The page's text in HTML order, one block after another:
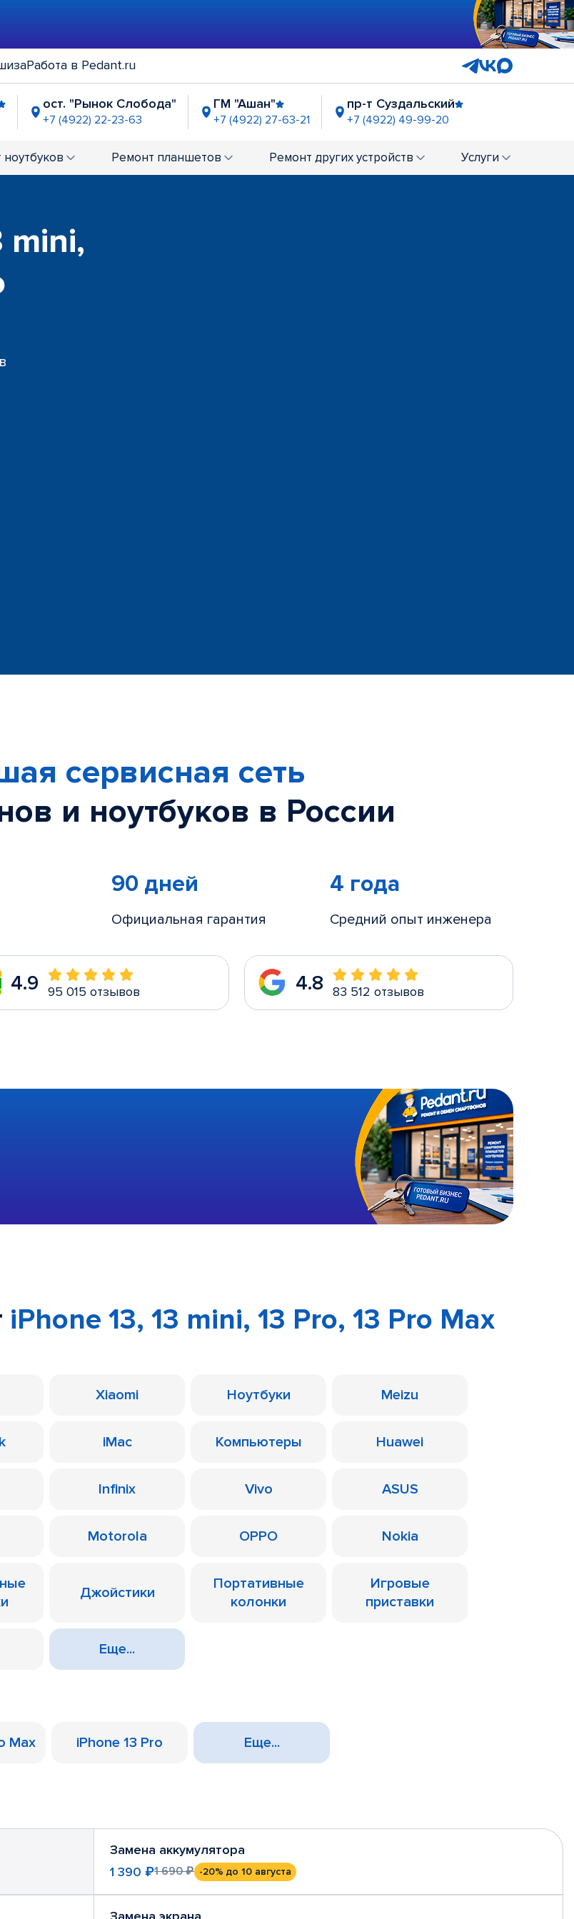
Работа в Pedant.ru
ост. "Рынок Слобода"
+7 (4922) 22-23-63
ГМ "Ашан"
+7 (4922) 27-63-21
пр-т Суздальский
+7 (4922) 49-99-20
ноутбуков Ремонт планшетов Ремонт других устройств Услуги
mini,
сервисная сеть
и ноутбуков в России
90 дней
Официальная гарантия
4 года
Средний опыт инженера
4.9 95 015 отзывов 4.8 83 512 отзывов
iPhone 13, 13 mini, 13 Pro, 13 Pro Max
Xiaomi Ноутбуки Meizu
iMac Компьютеры Huawei
Infinix Vivo ASUS
Motorola OPPO Nokia
Джойстики
Портативные
колонки
Игровые
приставки
Еще...
Max iPhone 13 Pro Еще...
Замена аккумулятора
1 390 ₽1 690 ₽ -20% до 10 августа